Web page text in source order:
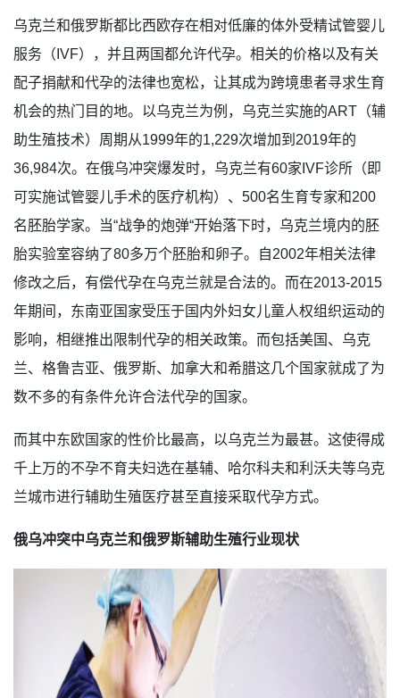
乌克兰和俄罗斯都比西欧存在相对低廉的体外受精试管婴儿
服务（IVF），并且两国都允许代孕。相关的价格以及有关
配子捐献和代孕的法律也宽松，让其成为跨境患者寻求生育
机会的热门目的地。以乌克兰为例，乌克兰实施的ART（辅
助生殖技术）周期从1999年的1,229次增加到2019年的
36,984次。在俄乌冲突爆发时，乌克兰有60家IVF诊所（即
可实施试管婴儿手术的医疗机构）、500名生育专家和200
名胚胎学家。当“战争的炮弹“开始落下时，乌克兰境内的胚
胎实验室容纳了80多万个胚胎和卵子。自2002年相关法律
修改之后，有偿代孕在乌克兰就是合法的。而在2013-2015
年期间，东南亚国家受压于国内外妇女儿童人权组织运动的
影响，相继推出限制代孕的相关政策。而包括美国、乌克
兰、格鲁吉亚、俄罗斯、加拿大和希腊这几个国家就成了为
数不多的有条件允许合法代孕的国家。
而其中东欧国家的性价比最高，以乌克兰为最甚。这使得成
千上万的不孕不育夫妇选在基辅、哈尔科夫和利沃夫等乌克
兰城市进行辅助生殖医疗甚至直接采取代孕方式。
俄乌冲突中乌克兰和俄罗斯辅助生殖行业现状